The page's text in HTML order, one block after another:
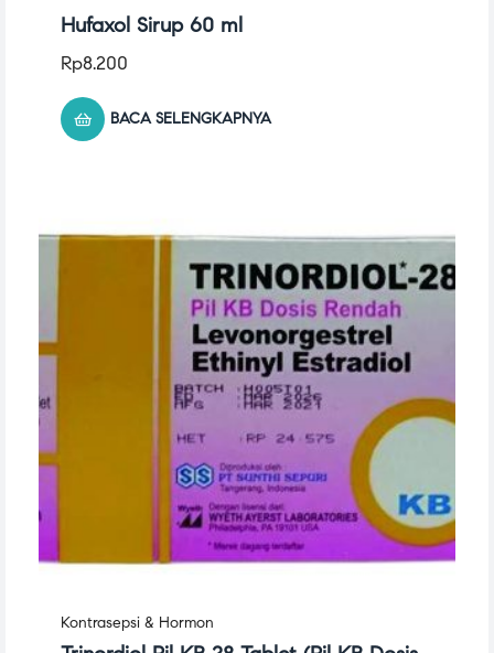
Hufaxol Sirup 60 ml
Rp8.200
BACA SELENGKAPNYA
Kontrasepsi & Hormon